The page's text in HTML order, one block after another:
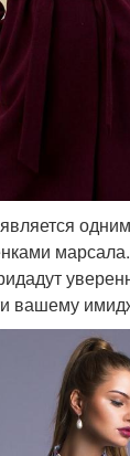
вашему